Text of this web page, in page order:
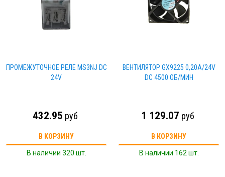
ПРОМЕЖУТОЧНОЕ РЕЛЕ MS3NJ DC
24V
432.95 руб
В КОРЗИНУ
В наличии 320 шт.
ВЕНТИЛЯТОР GX9225 0,20А/24V
DC 4500 ОБ/МИН
1 129.07 руб
В КОРЗИНУ
В наличии 162 шт.